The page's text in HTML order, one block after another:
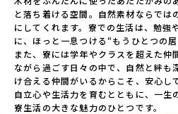
と落ち着ける空間。自然素材ならでは
にしてくれます。寮での生活は、勉強
に、ほっと一息つける“もうひとつの
また、寮には学年やクラスを超えた仲
ながら過ごす日々の中で、自然と絆も
け合える仲間がいるからこそ、安心し
自立心や生活力を育むとともに、一生
寮生活の大きな魅力のひとつです。